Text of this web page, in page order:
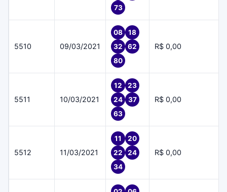
73
5510 09/03/2021
08
18
32
62
80
R$ 0,00
5511 10/03/2021
12
23
24
37
63
R$ 0,00
5512 11/03/2021
11
20
22
24
34
R$ 0,00